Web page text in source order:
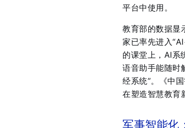
平台中使用 。
教育部的数据显
家已率先进入
的课堂上，AI系
语音助手能随时
经系统”。《中
在塑造智慧教育
军事智能化